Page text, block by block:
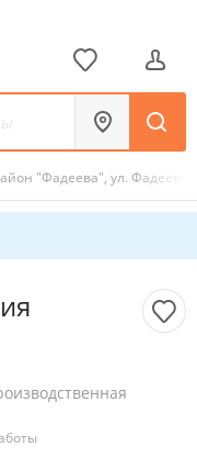
"Фадеева", ул. Фадеева,